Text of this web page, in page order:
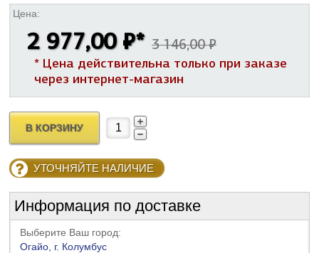
Цена:
2 977,00 ₽* 3 146,00 ₽
* Цена действительна только при заказе
через интернет-магазин
В КОРЗИНУ
УТОЧНЯЙТЕ НАЛИЧИЕ
Информация по доставке
Выберите Ваш город:
Огайо, г. Колумбус